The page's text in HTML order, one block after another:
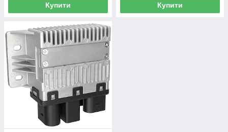
Купити Купити